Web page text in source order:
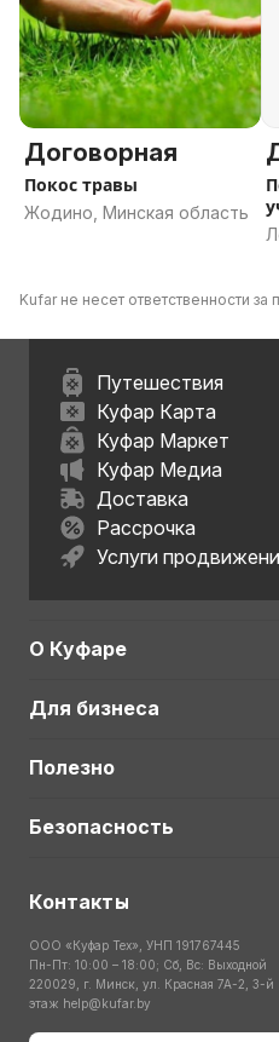
Договорная
Покос травы
Жодино, Минская область
Kufar не несет ответственности
Путешествия
Куфар Карта
Куфар Маркет
Куфар Медиа
Доставка
Рассрочка
Услуги
О Куфаре
Для бизнеса
Полезно
Безопасность
Контакты
ООО «Куфар Тех», УНП 191767445
Пн-Пт: 10:00 – 18:00; Сб, Вс: Выходной
220029, г. Минск, ул. Красная 7А-2, 3-й
этаж help@kufar.by